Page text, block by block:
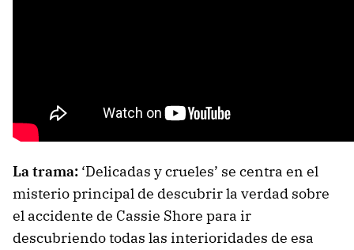
La trama: ‘Delicadas y crueles’ se centra en el
misterio principal de descubrir la verdad sobre
el accidente de Cassie Shore para ir
descubriendo todas las interioridades de esa